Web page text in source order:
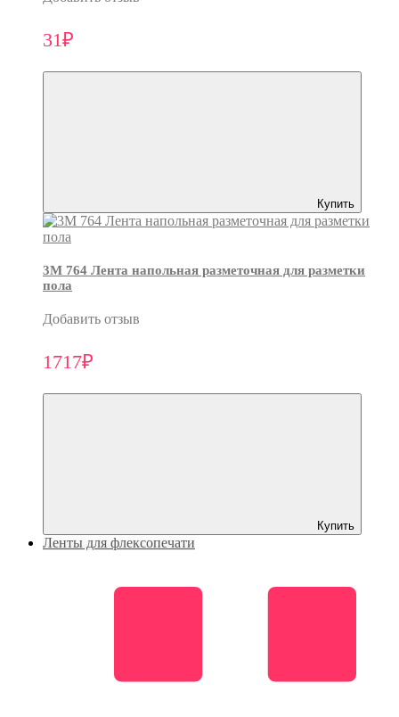
31₽
Купить
3M 764 Лента напольная разметочная для разметки
пола
Добавить отзыв
1717₽
Купить
Ленты для флексопечати